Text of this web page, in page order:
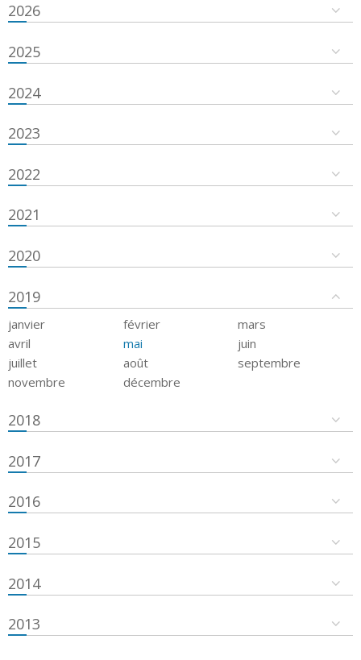
2026
2025
2024
2023
2022
2021
2020
2019
janvier février
mars
avril
mai
juin
juillet
août
septembre
novembre
décembre
2018
2017
2016
2015
2014
2013